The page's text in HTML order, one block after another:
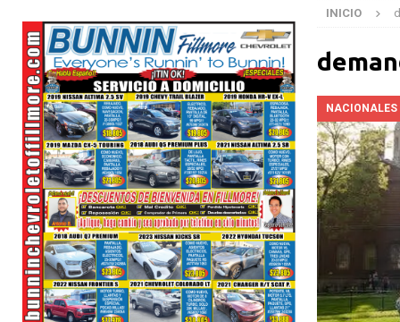
[ 4 agosto, 2026 ] California demanda a
[ 2 julio, 2024 ] Colombia apaga el ‘efecto
[ 29 marzo, 2024 ] Corte Suprema
INMIGRACIÓN
[ 1 marzo, 2024 ] Potente tormenta
NACIONALES
[ 5 agosto, 2026 ] Trump activa por
“terroristas extranjeros”
[ 5 agosto, 2026 ] Ventura County, Cal
INICIO
NACIONALES